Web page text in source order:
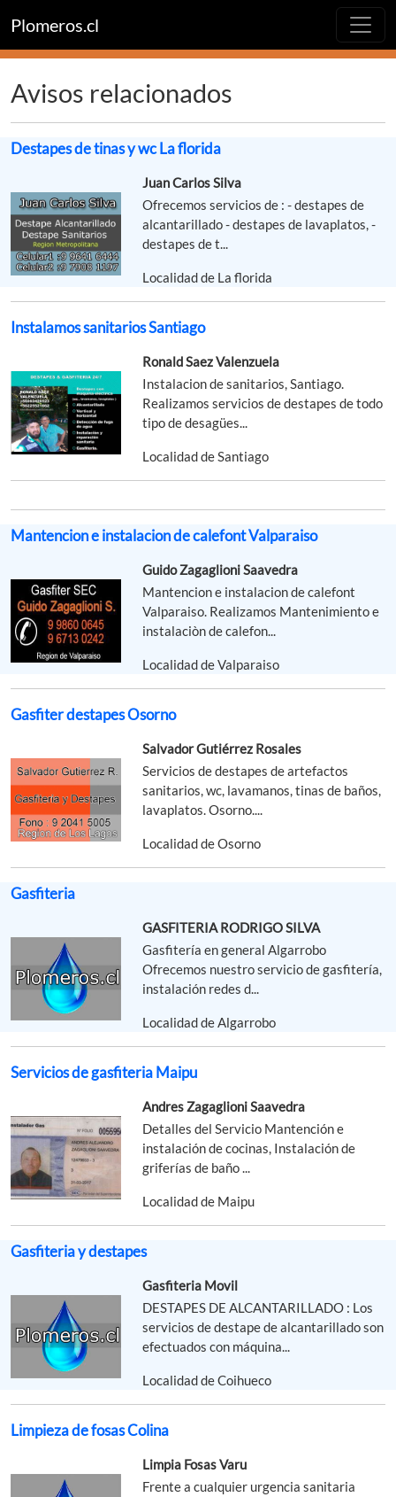
Plomeros.cl
Avisos relacionados
Destapes de tinas y wc La florida
Juan Carlos Silva
Ofrecemos servicios de : - destapes de
alcantarillado - destapes de lavaplatos, -
destapes de t...
Localidad de La florida
Instalamos sanitarios Santiago
Ronald Saez Valenzuela
Instalacion de sanitarios, Santiago.
Realizamos servicios de destapes de todo
tipo de desagües...
Localidad de Santiago
Mantencion e instalacion de calefont Valparaiso
Guido Zagaglioni Saavedra
Mantencion e instalacion de calefont
Valparaiso. Realizamos Mantenimiento e
instalaciòn de calefon...
Localidad de Valparaiso
Gasfiter destapes Osorno
Salvador Gutiérrez Rosales
Servicios de destapes de artefactos
sanitarios, wc, lavamanos, tinas de baños,
lavaplatos. Osorno....
Localidad de Osorno
Gasfiteria
GASFITERIA RODRIGO SILVA
Gasfitería en general Algarrobo
Ofrecemos nuestro servicio de gasfitería,
instalación redes d...
Localidad de Algarrobo
Servicios de gasfiteria Maipu
Andres Zagaglioni Saavedra
Detalles del Servicio Mantención e
instalación de cocinas, Instalación de
griferías de baño ...
Localidad de Maipu
Gasfiteria y destapes
Gasfiteria Movil
DESTAPES DE ALCANTARILLADO : Los
servicios de destape de alcantarillado son
efectuados con máquina...
Localidad de Coihueco
Limpieza de fosas Colina
Limpia Fosas Varu
Frente a cualquier urgencia sanitaria